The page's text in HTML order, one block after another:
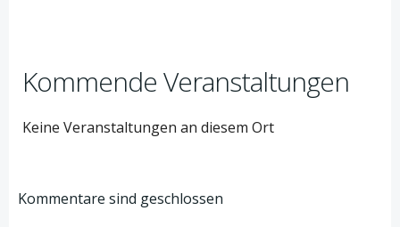
Kommende Veranstaltungen
Keine Veranstaltungen an diesem Ort
Kommentare sind geschlossen